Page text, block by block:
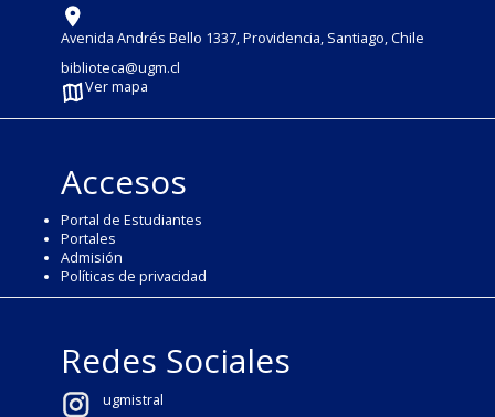
Avenida Andrés Bello 1337, Providencia, Santiago, Chile
biblioteca@ugm.cl
Ver mapa
Accesos
Portal de Estudiantes
Portales
Admisión
Políticas de privacidad
Redes Sociales
ugmistral